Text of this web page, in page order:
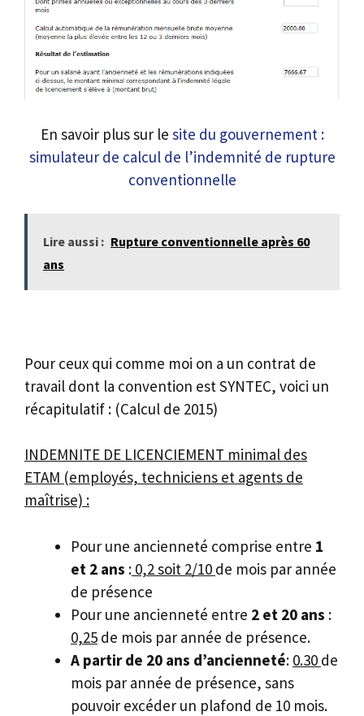
En savoir plus sur le site du gouvernement :
simulateur de calcul de l’indemnité de rupture
conventionnelle
Lire aussi : Rupture conventionnelle après 60
ans
Pour ceux qui comme moi on a un contrat de
travail dont la convention est SYNTEC, voici un
récapitulatif : (Calcul de 2015)
INDEMNITE DE LICENCIEMENT minimal des
ETAM (employés, techniciens et agents de
maîtrise) :
Pour une ancienneté comprise entre 1
et 2 ans : 0,2 soit 2/10 de mois par année
de présence
Pour une ancienneté entre 2 et 20 ans :
0,25 de mois par année de présence.
A partir de 20 ans d’ancienneté: 0.30 de
mois par année de présence, sans
pouvoir excéder un plafond de 10 mois.